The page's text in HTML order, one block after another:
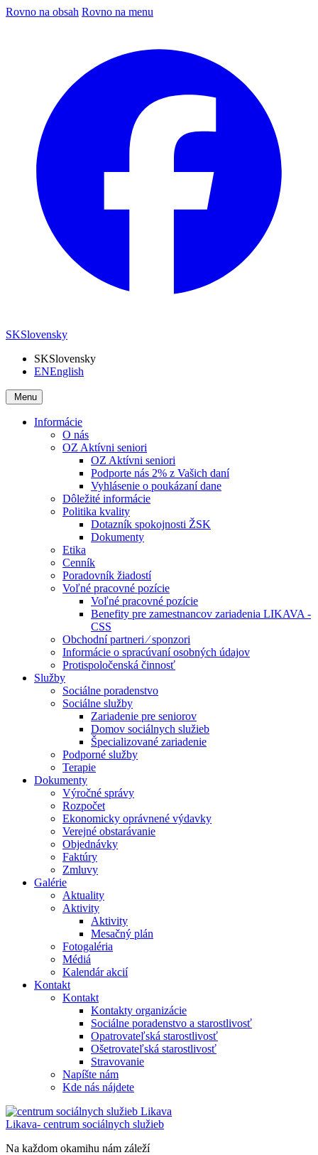
Rovno na obsah Rovno na menu
SKSlovensky
SKSlovensky
ENEnglish
Menu
Informácie
O nás
OZ Aktívni seniori
OZ Aktívni seniori
Podporte nás 2% z Vašich daní
Vyhlásenie o poukázaní dane
Dôležité informácie
Politika kvality
Dotazník spokojnosti ŽSK
Dokumenty
Etika
Cenník
Poradovník žiadostí
Voľné pracovné pozície
Voľné pracovné pozície
Benefity pre zamestnancov zariadenia LIKAVA -
CSS
Obchodní partneri ⁄ sponzori
Informácie o spracúvaní osobných údajov
Protispoločenská činnosť
Služby
Sociálne poradenstvo
Sociálne služby
Zariadenie pre seniorov
Domov sociálnych služieb
Špecializované zariadenie
Podporné služby
Terapie
Dokumenty
Výročné správy
Rozpočet
Ekonomicky oprávnené výdavky
Verejné obstarávanie
Objednávky
Faktúry
Zmluvy
Galérie
Aktuality
Aktivity
Aktivity
Mesačný plán
Fotogaléria
Médiá
Kalendár akcií
Kontakt
Kontakt
Kontakty organizácie
Sociálne poradenstvo a starostlivosť
Opatrovateľská starostlivosť
Ošetrovateľská starostlivosť
Stravovanie
Napíšte nám
Kde nás nájdete
Likava- centrum sociálnych služieb
Na každom okamihu nám záleží